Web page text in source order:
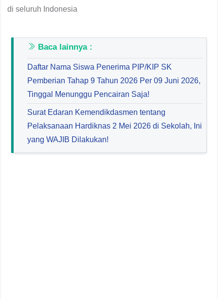
di seluruh Indonesia
Baca lainnya :
Daftar Nama Siswa Penerima PIP/KIP SK
Pemberian Tahap 9 Tahun 2026 Per 09 Juni 2026,
Tinggal Menunggu Pencairan Saja!
Surat Edaran Kemendikdasmen tentang
Pelaksanaan Hardiknas 2 Mei 2026 di Sekolah, Ini
yang WAJIB Dilakukan!